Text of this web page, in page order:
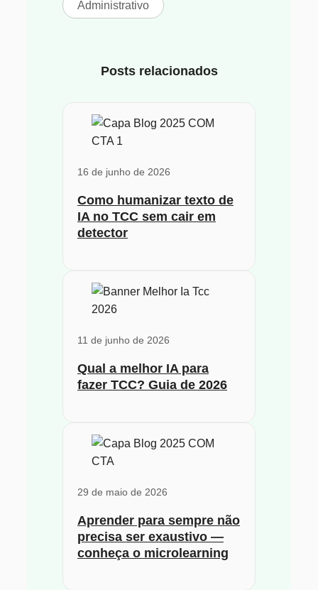
Administrativo
Posts relacionados
16 de junho de 2026
Como humanizar texto de
IA no TCC sem cair em
detector
11 de junho de 2026
Qual a melhor IA para
fazer TCC? Guia de 2026
29 de maio de 2026
Aprender para sempre não
precisa ser exaustivo —
conheça o microlearning